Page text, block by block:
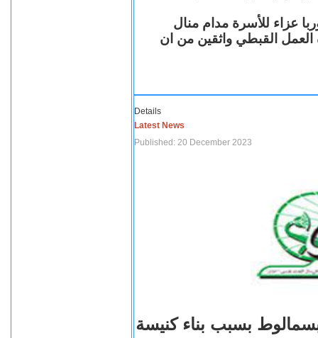
عزاء للأسرة مدام منال
العمل القبطي واثقين من ان
Details
Latest News
Published: 20 December 2023
بسبب بناء كنيسة